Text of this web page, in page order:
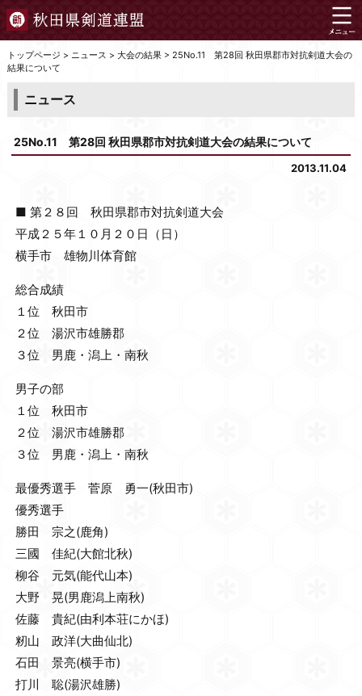
トップページ > ニュース > 大会の結果> 25No.11 第28回 秋田県郡市対抗剣道大会の
結果について
ニュース
25No.11 第28回 秋田県郡市対抗剣道大会の結果について
2013.11.04
■ 第２８回 秋田県郡市対抗剣道大会
平成２５年１０月２０日（日）
横手市 雄物川体育館
総合成績
１位 秋田市
２位 湯沢市雄勝郡
３位 男鹿・潟上・南秋
男子の部
１位 秋田市
２位 湯沢市雄勝郡
３位 男鹿・潟上・南秋
最優秀選手 菅原 勇一(秋田市)
優秀選手
勝田 宗之(鹿角)
三國 佳紀(大館北秋)
柳谷 元気(能代山本)
大野 晃(男鹿潟上南秋)
佐藤 貴紀(由利本荘にかほ)
籾山 政洋(大曲仙北)
石田 景亮(横手市)
打川 聡(湯沢雄勝)